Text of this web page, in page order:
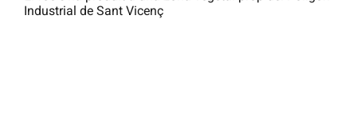
Industrial de Sant Vicenç